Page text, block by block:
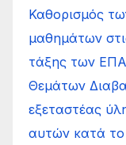
Καθορισμός
μαθημάτων
τάξης των
Θεμάτων
εξεταστέας
αυτών κατά το